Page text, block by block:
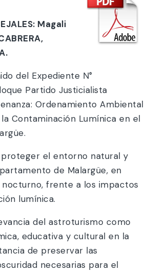
Magali
del Expediente N°
Partido Justicialista
Ordenamiento Ambiental
la Contaminación Lumínica en el
proteger el entorno natural y
de Malargüe, en
nocturno, frente a los impactos
lumínica.
del astroturismo como
educativa y cultural en la
de preservar las
necesarias para el